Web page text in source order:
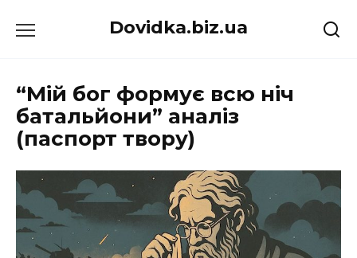
до
Dovidka.biz.ua
“Мій бог формує всю ніч
батальйони” аналіз
(паспорт твору)